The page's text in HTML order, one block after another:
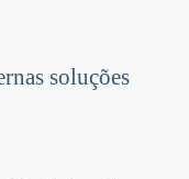
soluções